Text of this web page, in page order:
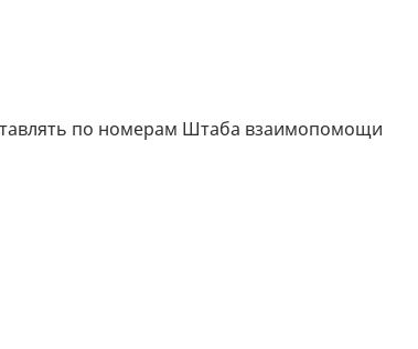
по номерам Штаба взаимопомощи